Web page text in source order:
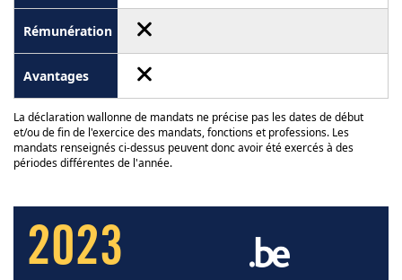
La déclaration wallonne de mandats ne précise pas les dates de début
et/ou de fin de l'exercice des mandats, fonctions et professions. Les
mandats renseignés ci-dessus peuvent donc avoir été exercés à des
périodes différentes de l'année.
2023